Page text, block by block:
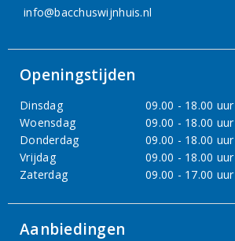
info@bacchuswijnhuis.nl
Openingstijden
Dinsdag
09.00 - 18.00 uur
Woensdag
09.00 - 18.00 uur
Donderdag
09.00 - 18.00 uur
Vrijdag
09.00 - 18.00 uur
Zaterdag
09.00 - 17.00 uur
Aanbiedingen